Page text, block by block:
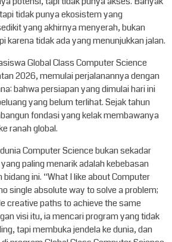
tidak punya ekosistem yang
yang akhirnya menyerah, bukan
karena tidak ada yang menunjukkan jalan.
Global Class Computer Science
2026, memulai perjalanannya dengan
bahwa persiapan yang dimulai hari ini
yang belum terlihat. Sejak tahun
fondasi yang kelak membawanya
ranah global.
Computer Science bukan sekadar
paling menarik adalah kebebasan
ini. “What I like about Computer
single absolute way to solve a problem;
creative paths to achieve the same
visi itu, ia mencari program yang tidak
tapi membuka jendela ke dunia, dan